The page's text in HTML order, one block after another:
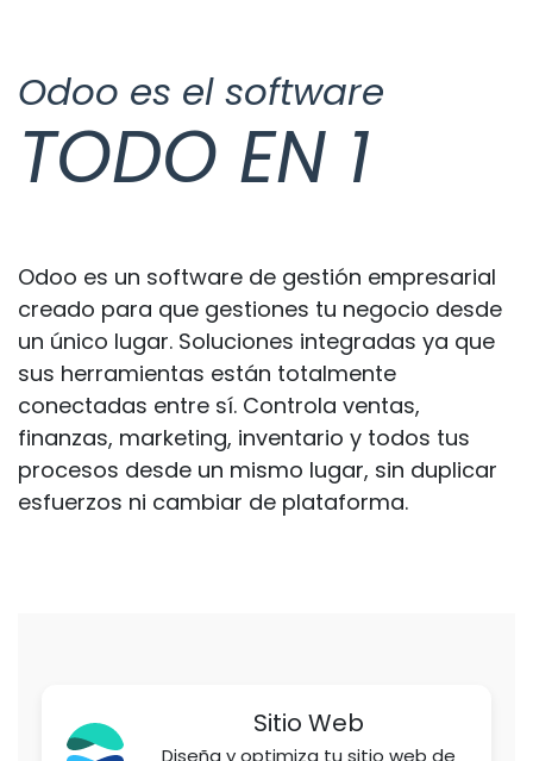
Odoo es el software
TODO​ EN 1
Odoo es un software de gestión empresarial
creado para que gestiones tu negocio desde
un único lugar. Soluciones integradas ya que
sus herramientas están totalmente
conectadas entre sí. Controla ventas,
finanzas, marketing, inventario y todos tus
procesos desde un mismo lugar, sin duplicar
esfuerzos ni cambiar de plataforma.
Sitio Web
Diseña y optimiza tu sitio web de